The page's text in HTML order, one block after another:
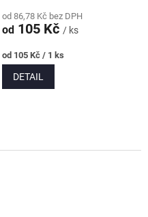
od 86,78 Kč bez DPH
od 105 Kč / ks
Měrná
cena:
od 105 Kč / 1 ks
DETAIL